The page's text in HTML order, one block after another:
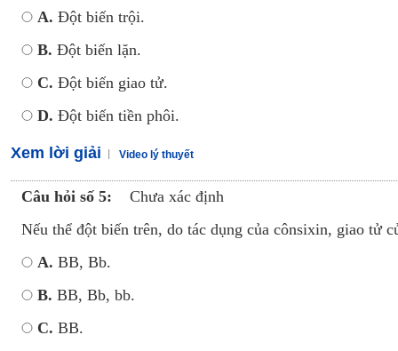
A. Đột biến trội.
B. Đột biến lặn.
C. Đột biến giao tử.
D. Đột biến tiền phôi.
Xem lời giải Video lý thuyết
Câu hỏi số 5:
Chưa xác định
Nếu thể đột biến trên, do tác dụng của cônsixin, giao tử
A. BB, Bb.
B. BB, Bb, bb.
C. BB.